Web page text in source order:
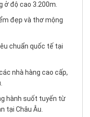
độ cao 3.200m.
đẹp và thơ mộng
chuẩn quốc tế tại
nhà hàng cao cấp,
hành suốt tuyến từ
tại Châu Âu.